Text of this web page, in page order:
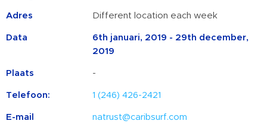
Adres Different location each week
Data
6th januari, 2019 - 29th december,
2019
Plaats -
Telefoon: 1 (246) 426-2421
E-mail natrust@caribsurf.com